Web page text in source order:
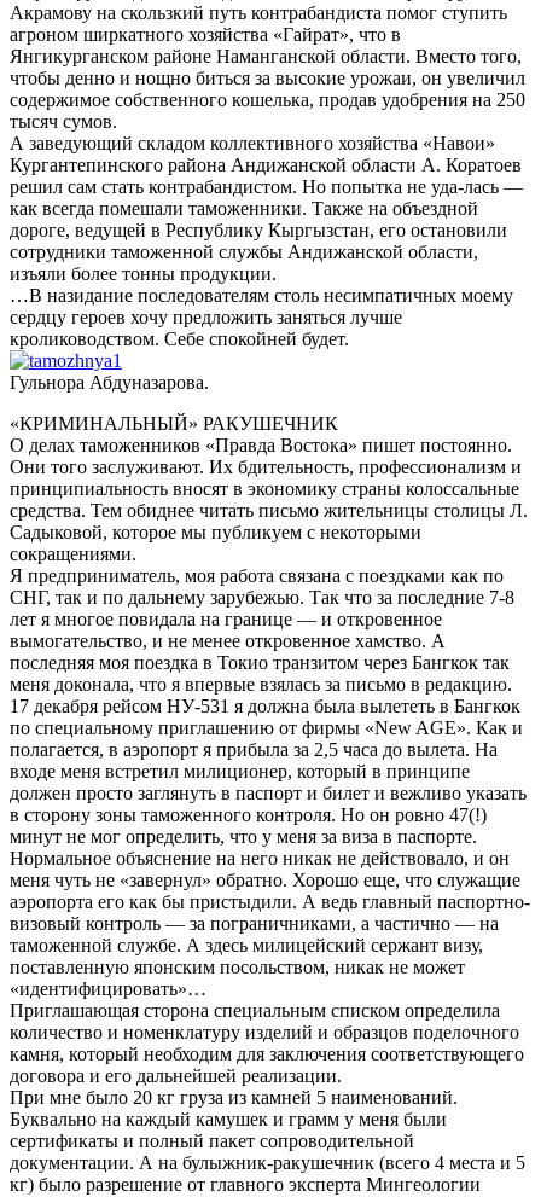
Акрамову на скользкий путь контрабандиста помог ступить
агроном ширкатного хозяйства «Гайрат», что в
Янгикурганском районе Наманганской области. Вместо того,
чтобы денно и нощно биться за высокие урожаи, он увеличил
содержимое собственного кошелька, продав удобрения на 250
тысяч сумов.
А заведующий складом коллективного хозяйства «Навои»
Кургантепинского района Андижанской области А. Коратоев
решил сам стать контрабандистом. Но попытка не уда-лась —
как всегда помешали таможенники. Также на объездной
дороге, ведущей в Республику Кыргызстан, его остановили
сотрудники таможенной службы Андижанской области,
изъяли более тонны продукции.
…В назидание последователям столь несимпатичных моему
сердцу героев хочу предложить заняться лучше
кролиководством. Себе спокойней будет.
Гульнора Абдуназарова.
«КРИМИНАЛЬНЫЙ» РАКУШЕЧНИК
О делах таможенников «Правда Востока» пишет постоянно.
Они того заслуживают. Их бдительность, профессионализм и
принципиальность вносят в экономику страны колоссальные
средства. Тем обиднее читать письмо жительницы столицы Л.
Садыковой, которое мы публикуем с некоторыми
сокращениями.
Я предприниматель, моя работа связана с поездками как по
СНГ, так и по дальнему зарубежью. Так что за последние 7-8
лет я многое повидала на границе — и откровенное
вымогательство, и не менее откровенное хамство. А
последняя моя поездка в Токио транзитом через Бангкок так
меня доконала, что я впервые взялась за письмо в редакцию.
17 декабря рейсом НУ-531 я должна была вылететь в Бангкок
по специальному приглашению от фирмы «New AGE». Как и
полагается, в аэропорт я прибыла за 2,5 часа до вылета. На
входе меня встретил милиционер, который в принципе
должен просто заглянуть в паспорт и билет и вежливо указать
в сторону зоны таможенного контроля. Но он ровно 47(!)
минут не мог определить, что у меня за виза в паспорте.
Нормальное объяснение на него никак не действовало, и он
меня чуть не «завернул» обратно. Хорошо еще, что служащие
аэропорта его как бы пристыдили. А ведь главный паспортно-
визовый контроль — за пограничниками, а частично — на
таможенной службе. А здесь милицейский сержант визу,
поставленную японским посольством, никак не может
«идентифицировать»…
Приглашающая сторона специальным списком определила
количество и номенклатуру изделий и образцов поделочного
камня, который необходим для заключения соответствующего
договора и его дальнейшей реализации.
При мне было 20 кг груза из камней 5 наименований.
Буквально на каждый камушек и грамм у меня были
сертификаты и полный пакет сопроводительной
документации. А на булыжник-ракушечник (всего 4 места и 5
кг) было разрешение от главного эксперта Мингеологии